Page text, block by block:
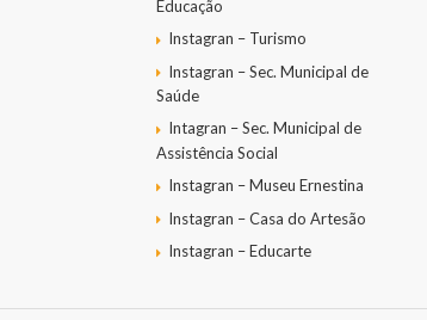
Educação
Instagran – Turismo
Instagran – Sec. Municipal de
Saúde
Intagran – Sec. Municipal de
Assistência Social
Instagran – Museu Ernestina
Instagran – Casa do Artesão
Instagran – Educarte